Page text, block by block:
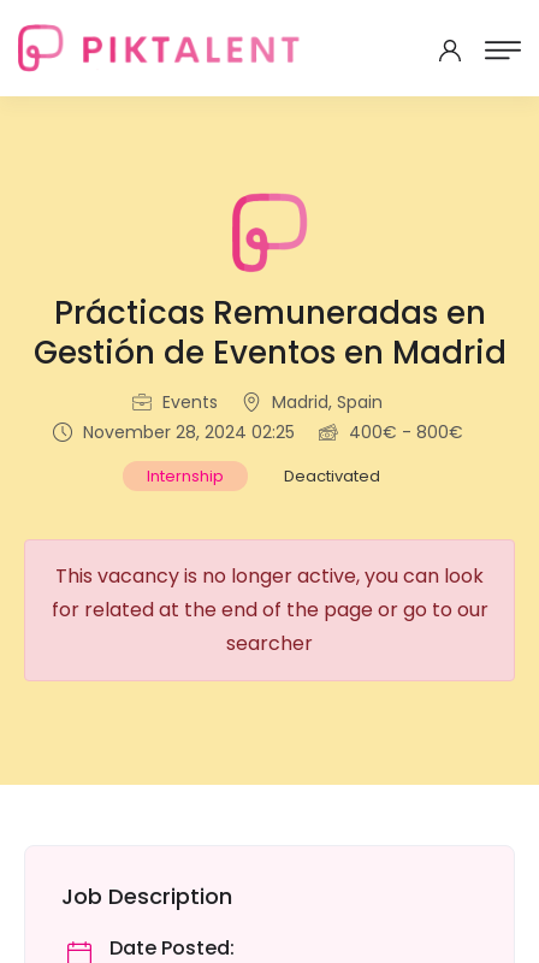
Prácticas Remuneradas en
Gestión de Eventos en Madrid
Events
Madrid, Spain
November 28, 2024 02:25
400€ - 800€
Internship Deactivated
This vacancy is no longer active, you can look
for related at the end of the page or go to our
searcher
Job Description
Date Posted: